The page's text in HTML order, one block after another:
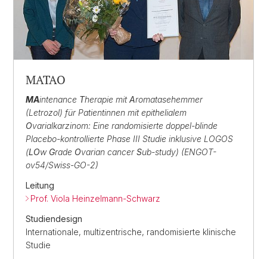
MATAO
MAintenance Therapie mitAromatasehemmer
(Letrozol) für Patientinnen mit epithelialem
Ovarialkarzinom: Eine randomisierte doppel-blinde
Placebo-kontrollierte Phase III Studie inklusive LOGOS
(LOw Grade Ovarian cancerSub-study) (ENGOT-
ov54/Swiss-GO-2)
Leitung
Prof. Viola Heinzelmann-Schwarz
Studiendesign
Internationale, multizentrische, randomisierte klinische
Studie